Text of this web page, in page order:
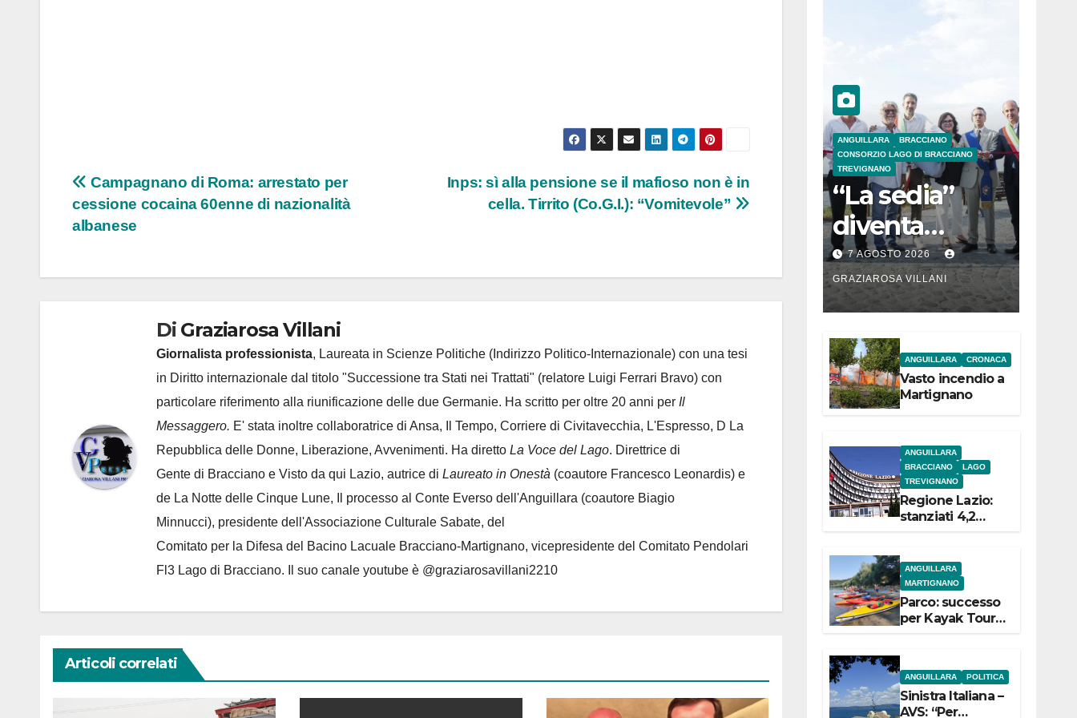
Navigazione
articoli
Inps: sì alla pensione se il mafioso non è in
cella. Tirrito (Co.G.I.): “Vomitevole”
Campagnano di Roma: arrestato per
cessione cocaina 60enne di nazionalità
albanese
Di Graziarosa Villani
Giornalista professionista, Laureata in Scienze Politiche (Indirizzo Politico-Internazionale) con una tesi
in Diritto internazionale dal titolo "Successione tra Stati nei Trattati" (relatore Luigi Ferrari Bravo) con
particolare riferimento alla riunificazione delle due Germanie. Ha scritto per oltre 20 anni per Il
Messaggero. E' stata inoltre collaboratrice di Ansa, Il Tempo, Corriere di Civitavecchia, L'Espresso, D La
Repubblica delle Donne, Liberazione, Avvenimenti. Ha diretto La Voce del Lago. Direttrice di
Gente di Bracciano e Visto da qui Lazio, autrice di Laureato in Onestà (coautore Francesco Leonardis) e
de La Notte delle Cinque Lune, Il processo al Conte Everso dell'Anguillara (coautore Biagio
Minnucci), presidente dell'Associazione Culturale Sabate, del
Comitato per la Difesa del Bacino Lacuale Bracciano-Martignano, vicepresidente del Comitato Pendolari
Fl3 Lago di Bracciano. Il suo canale youtube è @graziarosavillani2210
Articoli correlati
ANGUILLARA
BRACCIANO
CONSORZIO LAGO DI BRACCIANO
TREVIGNANO
“La sedia”
diventa
Belvedere sul
lago di
Bracciano: ieri
l’inaugurazion
e
7 AGOSTO 2026
GRAZIAROSA VILLANI
ANGUILLARA CRONACA
Vasto incendio a
Martignano
ANGUILLARA
BRACCIANO
LAGO
TREVIGNANO
Regione Lazio:
stanziati 4,2
dell’Etruria
Meridionale
ANGUILLARA
MARTIGNANO
Parco: successo
per Kayak Tour a
ANGUILLARA POLITICA
Sinistra Italiana –
AVS: “Per